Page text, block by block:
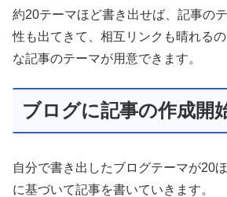
約20テーマほど書き出せば、記事の
性も出てきて、相互リンクも晴れる
な記事のテーマが用意できます。
ブログに記事の作成開
自分で書き出したブログテーマが20
に基づいて記事を書いていきます。